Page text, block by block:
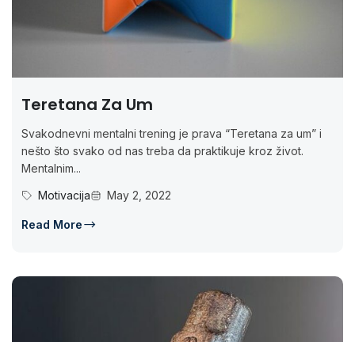
Teretana Za Um
Svakodnevni mentalni trening je prava “Teretana za um” i
nešto što svako od nas treba da praktikuje kroz život.
Mentalnim...
Motivacija
May 2, 2022
Read More